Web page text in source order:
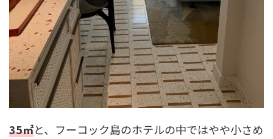
35㎡と、フーコック島のホテルの中ではやや小さめ